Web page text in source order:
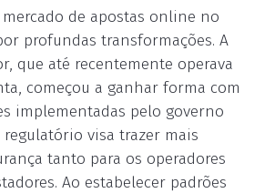
de apostas online no
profundas transformações. A
que até recentemente operava
começou a ganhar forma com
implementadas pelo governo
visa trazer mais
tanto para os operadores
Ao estabelecer padrões